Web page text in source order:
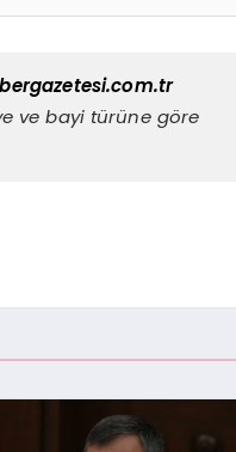
ve bayi türüne göre